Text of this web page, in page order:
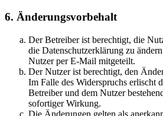
6. Änderungsvorbehalt
Der Betreiber ist berechtigt, die
die Datenschutzerklärung zu
Nutzer per E-Mail mitgeteilt.
Der Nutzer ist berechtigt, den
Im Falle des Widerspruchs erlischt
Betreiber und dem Nutzer
sofortiger Wirkung.
Die Änderungen gelten als